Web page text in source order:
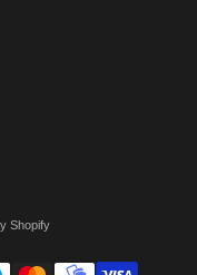
Shopify